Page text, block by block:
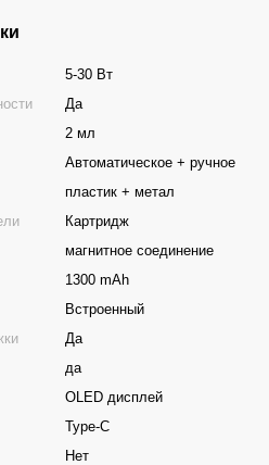
5-30 Вт
Да
2 мл
Автоматическое + ручное
пластик + метал
Картридж
магнитное соединение
1300 mAh
Встроенный
Да
да
OLED дисплей
Type-C
Нет